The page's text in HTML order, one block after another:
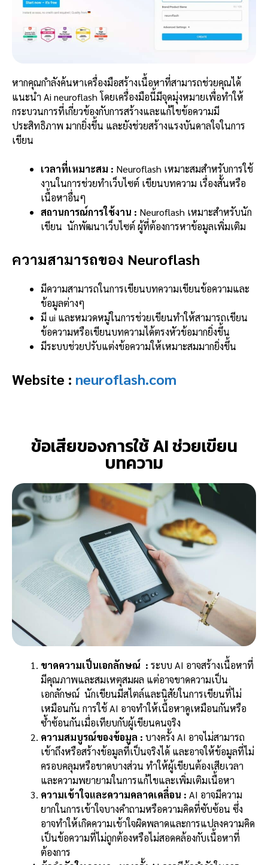
หากคุณกำลังค้นหาเครื่องมือสร้างเนื้อหาที่สามารถช่วยคุณได้
แนะนำ Ai neuroflash โดยเครื่องมือนี้มีจุดมุ่งหมายเพื่อทำให้
กระบวนการที่เกี่ยวข้องกับการสร้างและแก้ไขข้อความมี
ประสิทธิภาพ มากยิ่งขึ้น และยังช่วยสร้างแรงบันดาลใจในการ
เขียน
เวลาที่เหมาะสม : Neuroflash เหมาะสมสำหรับการใช้
งานในการช่วยทำเว็บไซต์ เขียนบทความ เรื่องสั้นหรือ
เนื้อหาอื่นๆ
สถานการณ์การใช้งาน : Neuroflash เหมาะสำหรับนัก
เขียน นักพัฒนาเว็บไซต์ ผู้ที่ต้องการหาข้อมูลเพิ่มเติม
ความสามารถของ Neuroflash
มีความสามารถในการเขียนบทความเขียนข้อความและ
ข้อมูลต่างๆ
มี ui และหมวดหมู่ในการช่วยเขียนทำให้สามารถเขียน
ข้อความหรือเขียนบทความได้ตรงหัวข้อมากยิ่งขึ้น
มีระบบช่วยปรับแต่งข้อความให้เหมาะสมมากยิ่งขึ้น
Website : neuroflash.com
ข้อเสียของการใช้ AI ช่วยเขียน
บทความ
ขาดความเป็นเอกลักษณ์ : ระบบ AI อาจสร้างเนื้อหาที่
มีคุณภาพและสมเหตุสมผล แต่อาจขาดความเป็น
เอกลักษณ์ นักเขียนมีสไตล์และนิสัยในการเขียนที่ไม่
เหมือนกัน การใช้ AI อาจทำให้เนื้อหาดูเหมือนกันหรือ
ซ้ำซ้อนกันเมื่อเทียบกับผู้เขียนคนจริง
ความสมบูรณ์ของข้อมูล : บางครั้ง AI อาจไม่สามารถ
เข้าถึงหรือสร้างข้อมูลที่เป็นจริงได้ และอาจให้ข้อมูลที่ไม่
ครอบคลุมหรือขาดบางส่วน ทำให้ผู้เขียนต้องเสียเวลา
และความพยายามในการแก้ไขและเพิ่มเติมเนื้อหา
ความเข้าใจและความคลาดเคลื่อน : AI อาจมีความ
ยากในการเข้าใจบางคำถามหรือความคิดที่ซับซ้อน ซึ่ง
อาจทำให้เกิดความเข้าใจผิดพลาดและการแปลงความคิด
เป็นข้อความที่ไม่ถูกต้องหรือไม่สอดคล้องกับเนื้อหาที่
ต้องการ